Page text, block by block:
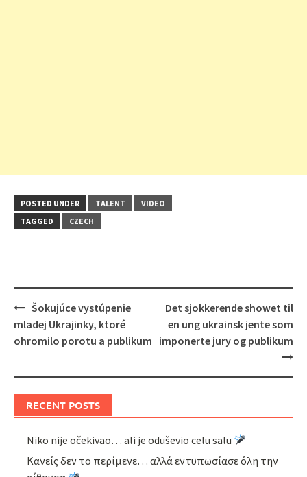
POSTED UNDER TALENT
VIDEO
TAGGED
CZECH
Post
navigation
Šokujúce vystúpenie
mladej Ukrajinky, ktoré
ohromilo porotu a publikum
Det sjokkerende showet til
en ung ukrainsk jente som
imponerte jury og publikum
RECENT POSTS
Niko nije očekivao… ali je oduševio celu salu
Κανείς δεν το περίμενε… αλλά εντυπωσίασε όλη την